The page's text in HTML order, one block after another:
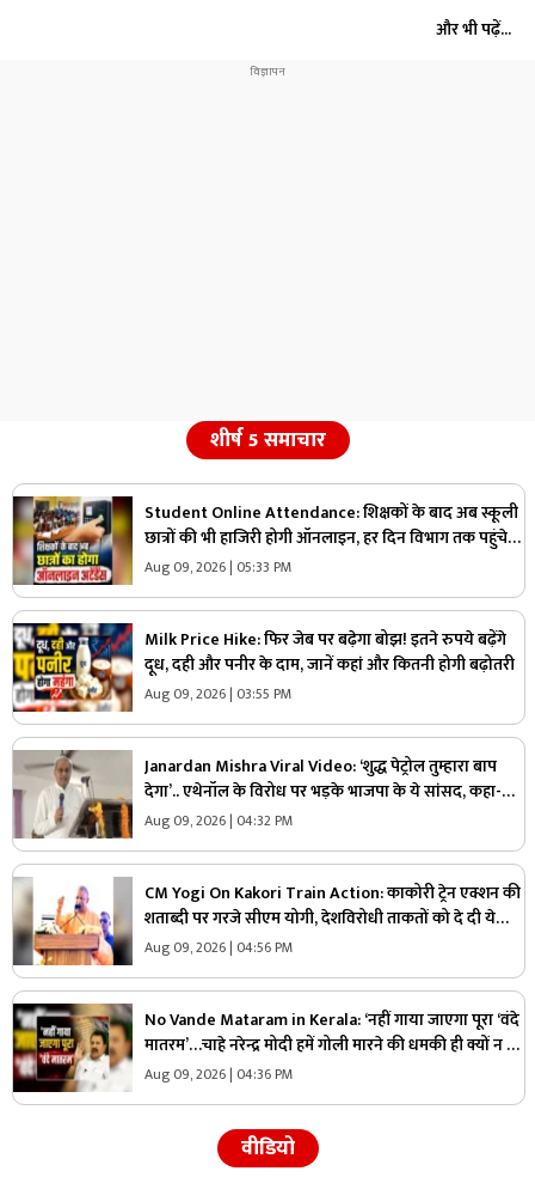
और भी पढ़ें...
शीर्ष 5 समाचार
Student Online Attendance: शिक्षकों के बाद अब स्कूली
छात्रों की भी हाजिरी होगी ऑनलाइन, हर दिन विभाग तक पहुंचेगी
जानकारी, सभी DEO को आदेश जारी
Aug 09, 2026 | 05:33 PM
Milk Price Hike: फिर जेब पर बढ़ेगा बोझ! इतने रुपये बढ़ेंगे
दूध, दही और पनीर के दाम, जानें कहां और कितनी होगी बढ़ोतरी
Aug 09, 2026 | 03:55 PM
Janardan Mishra Viral Video: ‘शुद्ध पेट्रोल तुम्हारा बाप
देगा’.. एथेनॉल के विरोध पर भड़के भाजपा के ये सांसद, कहा-
सबसे कम महंगाई भारत में
Aug 09, 2026 | 04:32 PM
CM Yogi On Kakori Train Action: काकोरी ट्रेन एक्शन की
शताब्दी पर गरजे सीएम योगी, देशविरोधी ताकतों को दे दी ये
चेतावनी, युवाओं से की ये अपील
Aug 09, 2026 | 04:56 PM
No Vande Mataram in Kerala: ‘नहीं गाया जाएगा पूरा ‘वंदे
मातरम’…चाहे नरेन्द्र मोदी हमें गोली मारने की धमकी ही क्यों न दें’
स्वतंत्रता दिवस से पहले इस राज्य के स्वास्थ्य मंत्री ने कह दी बड़ी
Aug 09, 2026 | 04:36 PM
वीडियो